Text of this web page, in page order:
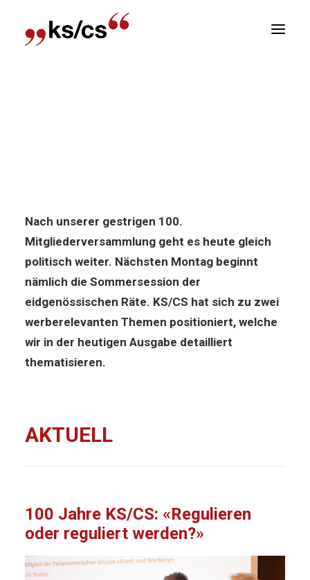
Nach unserer gestrigen 100.
Mitgliederversammlung geht es heute gleich
politisch weiter. Nächsten Montag beginnt
nämlich die Sommersession der
eidgenössischen Räte. KS/CS hat sich zu zwei
werberelevanten Themen positioniert, welche
wir in der heutigen Ausgabe detailliert
thematisieren.
AKTUELL
100 Jahre KS/CS: «Regulieren
oder reguliert werden?»